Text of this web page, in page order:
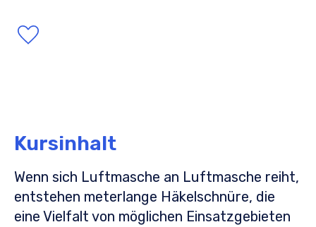
Kursinhalt
Wenn sich Luftmasche an Luftmasche reiht,
entstehen meterlange Häkelschnüre, die
eine Vielfalt von möglichen Einsatzgebieten